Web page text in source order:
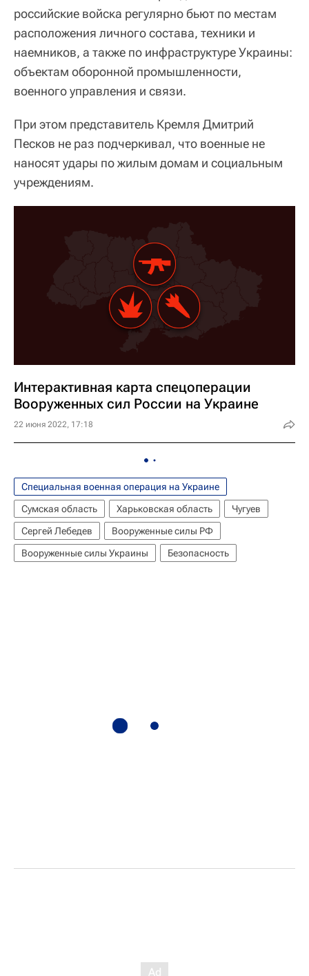
российские войска регулярно бьют по местам
расположения личного состава, техники и
наемников, а также по инфраструктуре Украины:
объектам оборонной промышленности,
военного управления и связи.
При этом представитель Кремля Дмитрий
Песков не раз подчеркивал, что военные не
наносят удары по жилым домам и социальным
учреждениям.
Интерактивная карта спецоперации
Вооруженных сил России на Украине
22 июня 2022, 17:18
Специальная военная операция на Украине
Сумская область
Харьковская область
Чугуев
Сергей Лебедев
Вооруженные силы РФ
Вооруженные силы Украины
Безопасность